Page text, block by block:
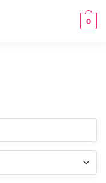
0